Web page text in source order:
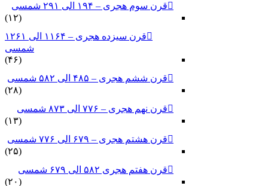
قرن سوم هجری – ۱۹۴ الی ۲۹۱ شمسی
(۱۲)
قرن سیزده هجری – ۱۱۶۴ الی ۱۲۶۱
شمسی
(۴۶)
قرن ششم هجری – ۴۸۵ الی ۵۸۲ شمسی
(۲۸)
قرن نهم هجری – ۷۷۶ الی ۸۷۳ شمسی
(۱۳)
قرن هشتم هجری – ۶۷۹ الی ۷۷۶ شمسی
(۲۵)
قرن هفتم هجری ۵۸۲ الی ۶۷۹ شمسی
(۲۰)